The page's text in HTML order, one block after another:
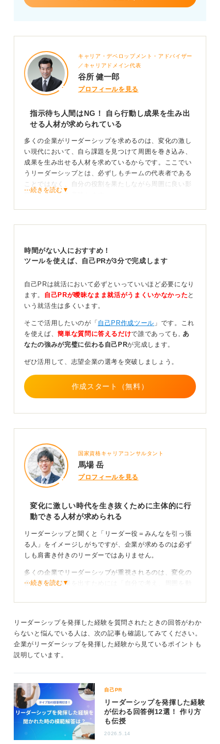
キャリア・デベロップメント・アドバイザー
／キャリアドメイン代表
谷所 健一郎
プロフィールを見る
指示待ち人間はNG！ 自ら行動し成果を生み出
せる人材が求められている
多くの企業がリーダーシップを求めるのは、変化の激し
い現代において、自ら課題を見つけて周囲を巻き込み、
成果を生み出せる人材を求めているからです。ここでい
うリーダーシップとは、必ずしもチームの代表者である
ことではなく、自分の役割を果たしながら周囲に良い影
響を与える力を意味します。
企業のESや面接で「周囲を巻き込んで行動した経験」が
そのため、「サポート役だったから」と諦める必要はあ
動かしたり、縁の下の力持ちとして成果に貢献したりし
た経験こそ、企業が求めるリーダーシップの一種なので
す。
貢献度が重要！ チームをどう動かしたかをアピール
しよう
重要なのは目立つ役割ではなく、どう貢献したかという
たとえば、リーダーの補佐役としてチームの意見を整理
して議論を円滑に進めたり、メンバーのモチベーション
こそ、企業が求めるものなのです。
あなたの経験のなかに、周囲との関係を良くし、物事を
前に進めたエピソードがあれば、それは企業が求めるリ
ーダーシップに通じると言えるでしょう。
0
⋯続きを読む▼
時間がない人におすすめ！
ツールを使えば、自己PRが3分で完成します
自己PRは就活において必ずといっていいほど必要になり
ます。 自己PRが曖昧なまま就活がうまくいかなかった と
いう就活生は多くいます。
そこで活用したいのが「 自己PR作成ツール 」です。これ
を使えば、簡単な質問に答えるだけで誰であっても, あ
なたの強みが完璧に伝わる自己PRが完成します。
ぜひ活用して、志望企業の選考を突破しましょう。
作成スタート（無料）
国家資格キャリアコンサルタント
馬場 岳
プロフィールを見る
変化に激しい時代を生き抜くために主体的に行
動できる人材が求められる
リーダーシップと聞くと「リーダー役＝みんなを引っ張
る人」をイメージしがちですが、企業が求めるのは必ず
しも肩書き付きのリーダーではありません。
多くの企業でリーダーシップが重視されるのは、変化の
多い環境で成果を出すためには「自分で考え、周囲を動
す。これは役職に関係なく発揮できる能力の一つでしょ
サポート役もリーダーの気質あり！ 工夫や成果を伝
えよう
たとえば、アルバイトで後輩の育成をサポートしたり、
ゼミで意見を整理して議論を前に進めたりするのも立派
なリーダーシップです。企業が聞きたいのは「人を束ね
た経験」よりも「状況を良くするために、周囲にどう働
きかけたか」という行動の中身なのです。
また、採用段階では将来マネジメントやプロジェクト推
⋯続きを読む▼
リーダーシップを発揮した経験を質問されたときの回答がわか
らないと悩んでいる人は、次の記事も確認してみてください。
企業がリーダーシップを発揮した経験から見ているポイントも
説明しています。
自己PR
リーダーシップを発揮した経験
が伝わる回答例12選！ 作り方
も伝授
2026.5.14